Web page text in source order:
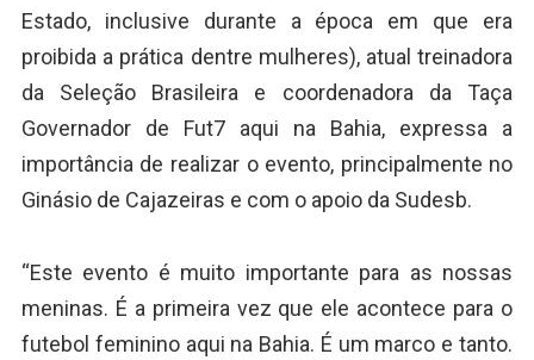
Estado, inclusive durante a época em que era
proibida a prática dentre mulheres), atual treinadora
da Seleção Brasileira e coordenadora da Taça
Governador de Fut7 aqui na Bahia, expressa a
importância de realizar o evento, principalmente no
Ginásio de Cajazeiras e com o apoio da Sudesb.
“Este evento é muito importante para as nossas
meninas. É a primeira vez que ele acontece para o
futebol feminino aqui na Bahia. É um marco e tanto.